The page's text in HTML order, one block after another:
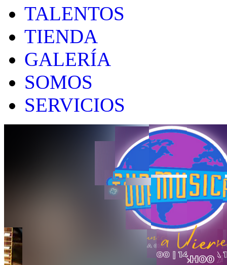
TALENTOS
TIENDA
GALERÍA
SOMOS
SERVICIOS